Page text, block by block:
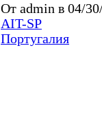
От admin в 04/
AIT-SP
Португалия